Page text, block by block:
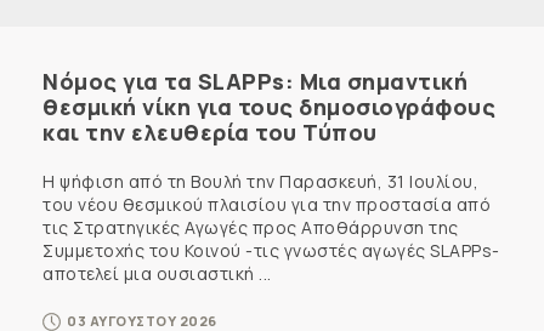
Νόμος για τα SLAPPs: Μια σημαντική
θεσμική νίκη για τους δημοσιογράφους
και την ελευθερία του Τύπου
Η ψήφιση από τη Βουλή την Παρασκευή, 31 Ιουλίου,
του νέου θεσμικού πλαισίου για την προστασία από
τις Στρατηγικές Αγωγές προς Αποθάρρυνση της
Συμμετοχής του Κοινού -τις γνωστές αγωγές SLAPPs-
αποτελεί μια ουσιαστική ...
03 ΑΥΓΟΥΣΤΟΥ 2026